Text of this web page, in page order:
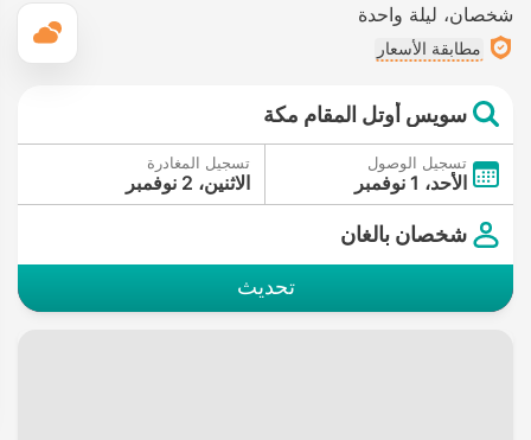
شخصان ليلة واحدة
مطابقة الأسعار
سويس أوتل المقام مكة
تسجيل الوصول
الأحد، 1 نوفمبر
تسجيل المغادرة
الاثنين، 2 نوفمبر
شخصان بالغان
تحديث